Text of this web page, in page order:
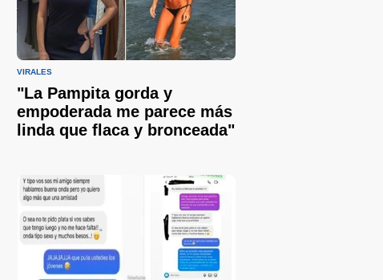
VIRALES
"La Pampita gorda y
empoderada me parece más
linda que flaca y bronceada"